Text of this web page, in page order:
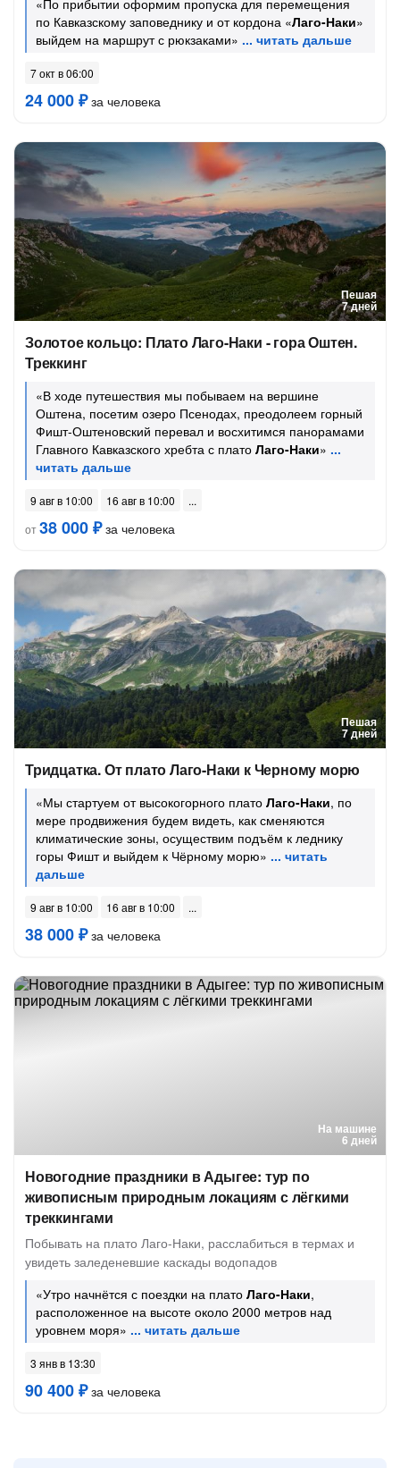
«По прибытии оформим пропуска для перемещения
по Кавказскому заповеднику и от кордона «Лаго-Наки»
выйдем на маршрут с рюкзаками»
7 окт в 06:00
24 000 ₽за человека
Пешая
7 дней
Золотое кольцо: Плато Лаго-Наки - гора Оштен.
Треккинг
«В ходе путешествия мы побываем на вершине
Оштена, посетим озеро Псенодах, преодолеем горный
Фишт-Оштеновский перевал и восхитимся панорамами
Главного Кавказского хребта с плато Лаго-Наки»
9 авг в 10:00
16 авг в 10:00
от38 000 ₽за человека
Пешая
7 дней
Тридцатка. От плато Лаго-Наки к Черному морю
«Мы стартуем от высокогорного плато Лаго-Наки, по
мере продвижения будем видеть, как сменяются
климатические зоны, осуществим подъём к леднику
горы Фишт и выйдем к Чёрному морю»
9 авг в 10:00 16 авг в 10:00
38 000 ₽за человека
На машине
6 дней
Новогодние праздники в Адыгее: тур по
живописным природным локациям с лёгкими
треккингами
Побывать на плато Лаго-Наки, расслабиться в термах и
увидеть заледеневшие каскады водопадов
«Утро начнётся с поездки на плато Лаго-Наки,
расположенное на высоте около 2000 метров над
уровнем моря»
3 янв в 13:30
90 400 ₽за человека